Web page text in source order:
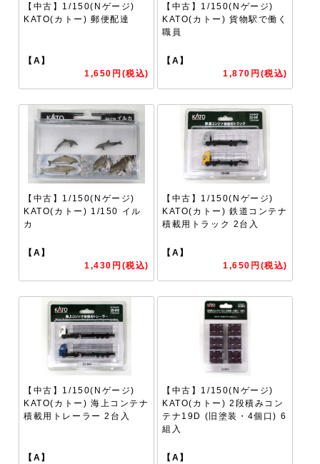
【中古】1/150(Nゲージ)
KATO(カトー) 郵便配達
【A】
1,650円(税込)
【中古】1/150(Nゲージ)
KATO(カトー) 貨物駅で働く
職員
【A】
1,870円(税込)
【中古】1/150(Nゲージ)
KATO(カトー) 1/150 イル
カ
【A】
1,430円(税込)
【中古】1/150(Nゲージ)
KATO(カトー) 鉄道コンテナ
積載用トラック 2台入
【A】
1,650円(税込)
【中古】1/150(Nゲージ)
KATO(カトー) 海上コンテナ
積載用トレーラー 2台入
【A】
【中古】1/150(Nゲージ)
KATO(カトー) 2段積みコン
テナ19D (旧塗装・4個口) 6
組入
【A】